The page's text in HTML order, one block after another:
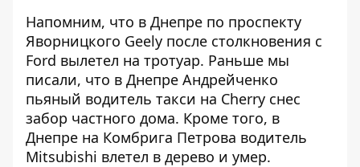
Напомним, что в Днепре по проспекту
Яворницкого Geely после столкновения с
Ford вылетел на тротуар. Раньше мы
писали, что в Днепре Андрейченко
пьяный водитель такси на Cherry снес
забор частного дома. Кроме того, в
Днепре на Комбрига Петрова водитель
Mitsubishi влетел в дерево и умер.